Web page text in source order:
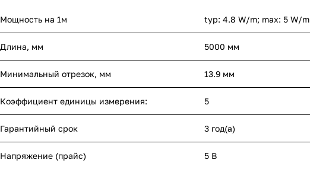
Мощность на 1м typ: 4.8 W/m; max: 5 W/m
Длина, мм 5000 мм
Минимальный отрезок, мм 13.9 мм
Коэффициент единицы измерения: 5
Гарантийный срок 3 год(а)
Напряжение (прайс) 5 В